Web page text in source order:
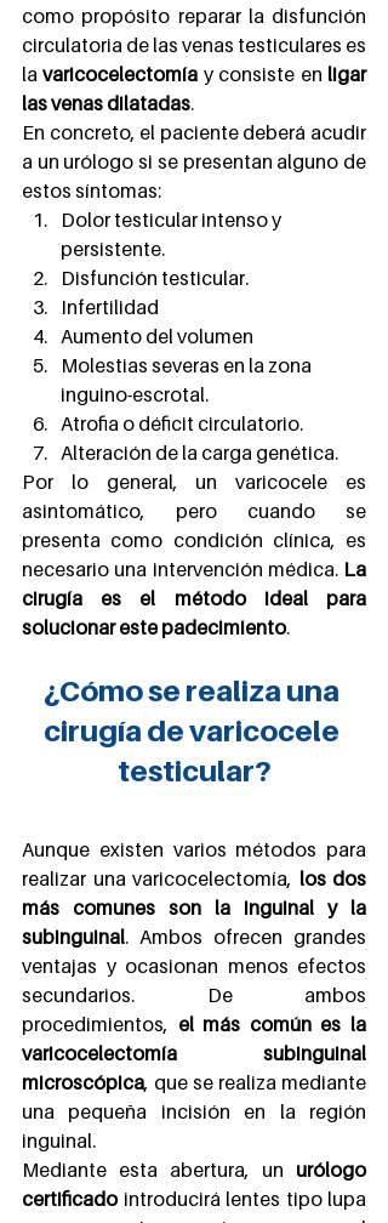
como propósito reparar la disfunción
circulatoria de las venas testiculares es
la varicocelectomía y consiste en ligar
las venas dilatadas.
En concreto, el paciente deberá acudir
a un urólogo si se presentan alguno de
estos síntomas:
Dolor testicular intenso y
persistente.
Disfunción testicular.
Infertilidad
Aumento del volumen
Molestias severas en la zona
inguino-escrotal.
Atrofia o déficit circulatorio.
Alteración de la carga genética.
Por lo general, un varicocele es
asintomático, pero cuando se
presenta como condición clínica, es
necesario una intervención médica. La
cirugía es el método ideal para
solucionar este padecimiento.
¿Cómo se realiza una
cirugía de varicocele
testicular?
Aunque existen varios métodos para
realizar una varicocelectomía, los dos
más comunes son la inguinal y la
subinguinal. Ambos ofrecen grandes
ventajas y ocasionan menos efectos
secundarios. De ambos
procedimientos, el más común es la
varicocelectomía subinguinal
microscópica, que se realiza mediante
una pequeña incisión en la región
inguinal.
Mediante esta abertura, un urólogo
certificado introducirá lentes tipo lupa